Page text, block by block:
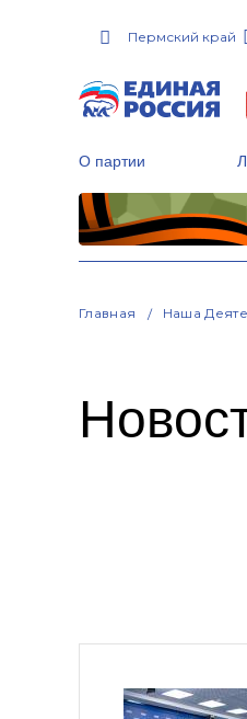
Пермский край
О партии
Главная Наша